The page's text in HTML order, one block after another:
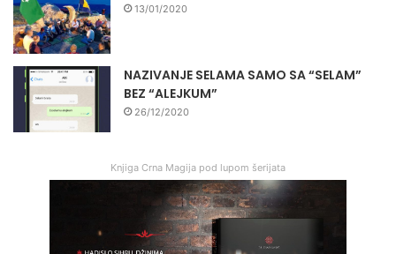
13/01/2020
NAZIVANJE SELAMA SAMO SA “SELAM”
BEZ “ALEJKUM”
26/12/2020
Knjiga Crna Magija pod lupom šerijata